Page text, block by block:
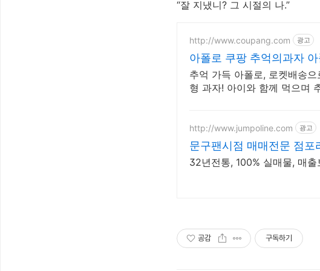
“잘 지냈니? 그 시절의 나.”
http://www.coupang.com 광고
아폴로 쿠팡 추억의과자 아
추억 가득 아폴로, 로켓배송
형 과자! 아이와 함께 먹으며
http://www.jumpoline.com 광고
문구팬시점 매매전문 점
32년전통, 100% 실매물, 매
공감 구독하기